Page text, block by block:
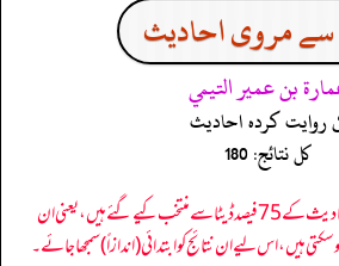
سے مروی احادیث
بن عمير التيمي
روایت کردہ احادیث
کل نتائج: 180
نوٹ: درج ذیل نتائج ذخیرہ احادیث کے 75 فیصد ڈیٹا سے منتخب کیے گئے ہیں، یعنی ان
ہیں، اس لیے ان نتائج کو ابتدائی (اندازاً) سمجھا جائے۔